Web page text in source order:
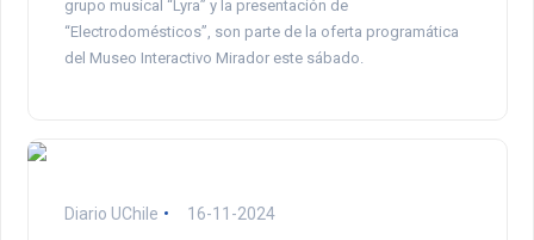
grupo musical “Lyra” y la presentación de
“Electrodomésticos”, son parte de la oferta programática
del Museo Interactivo Mirador este sábado.
Diario UChile 16-11-2024